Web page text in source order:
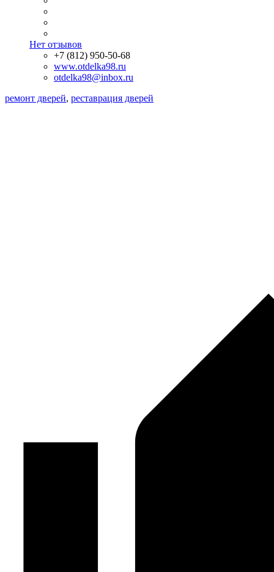
Нет отзывов
+7 (812) 950-50-68
www.otdelka98.ru
otdelka98@inbox.ru
ремонт дверей, реставрация дверей